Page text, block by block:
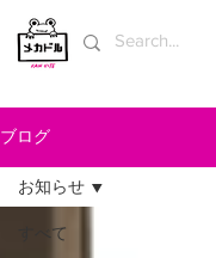
ブログ
すべて
お知らせ